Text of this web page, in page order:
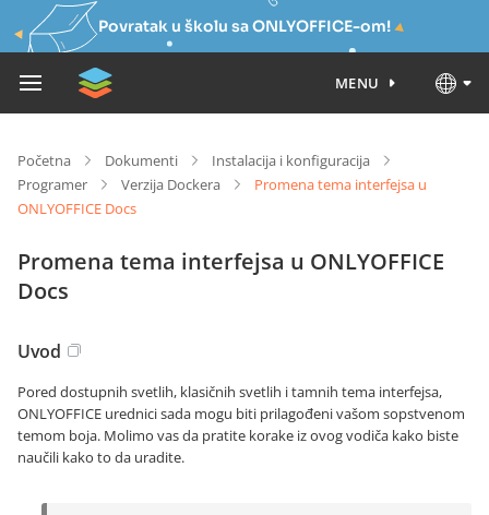
Povratak u školu sa ONLYOFFICE-om!
MENU
Početna Dokumenti
Instalacija i konfiguracija
Programer
Verzija Dockera
Promena tema interfejsa u
ONLYOFFICE Docs
Promena tema interfejsa u ONLYOFFICE
Docs
Uvod
Pored dostupnih svetlih, klasičnih svetlih i tamnih tema interfejsa,
ONLYOFFICE urednici sada mogu biti prilagođeni vašom sopstvenom
temom boja. Molimo vas da pratite korake iz ovog vodiča kako biste
naučili kako to da uradite.